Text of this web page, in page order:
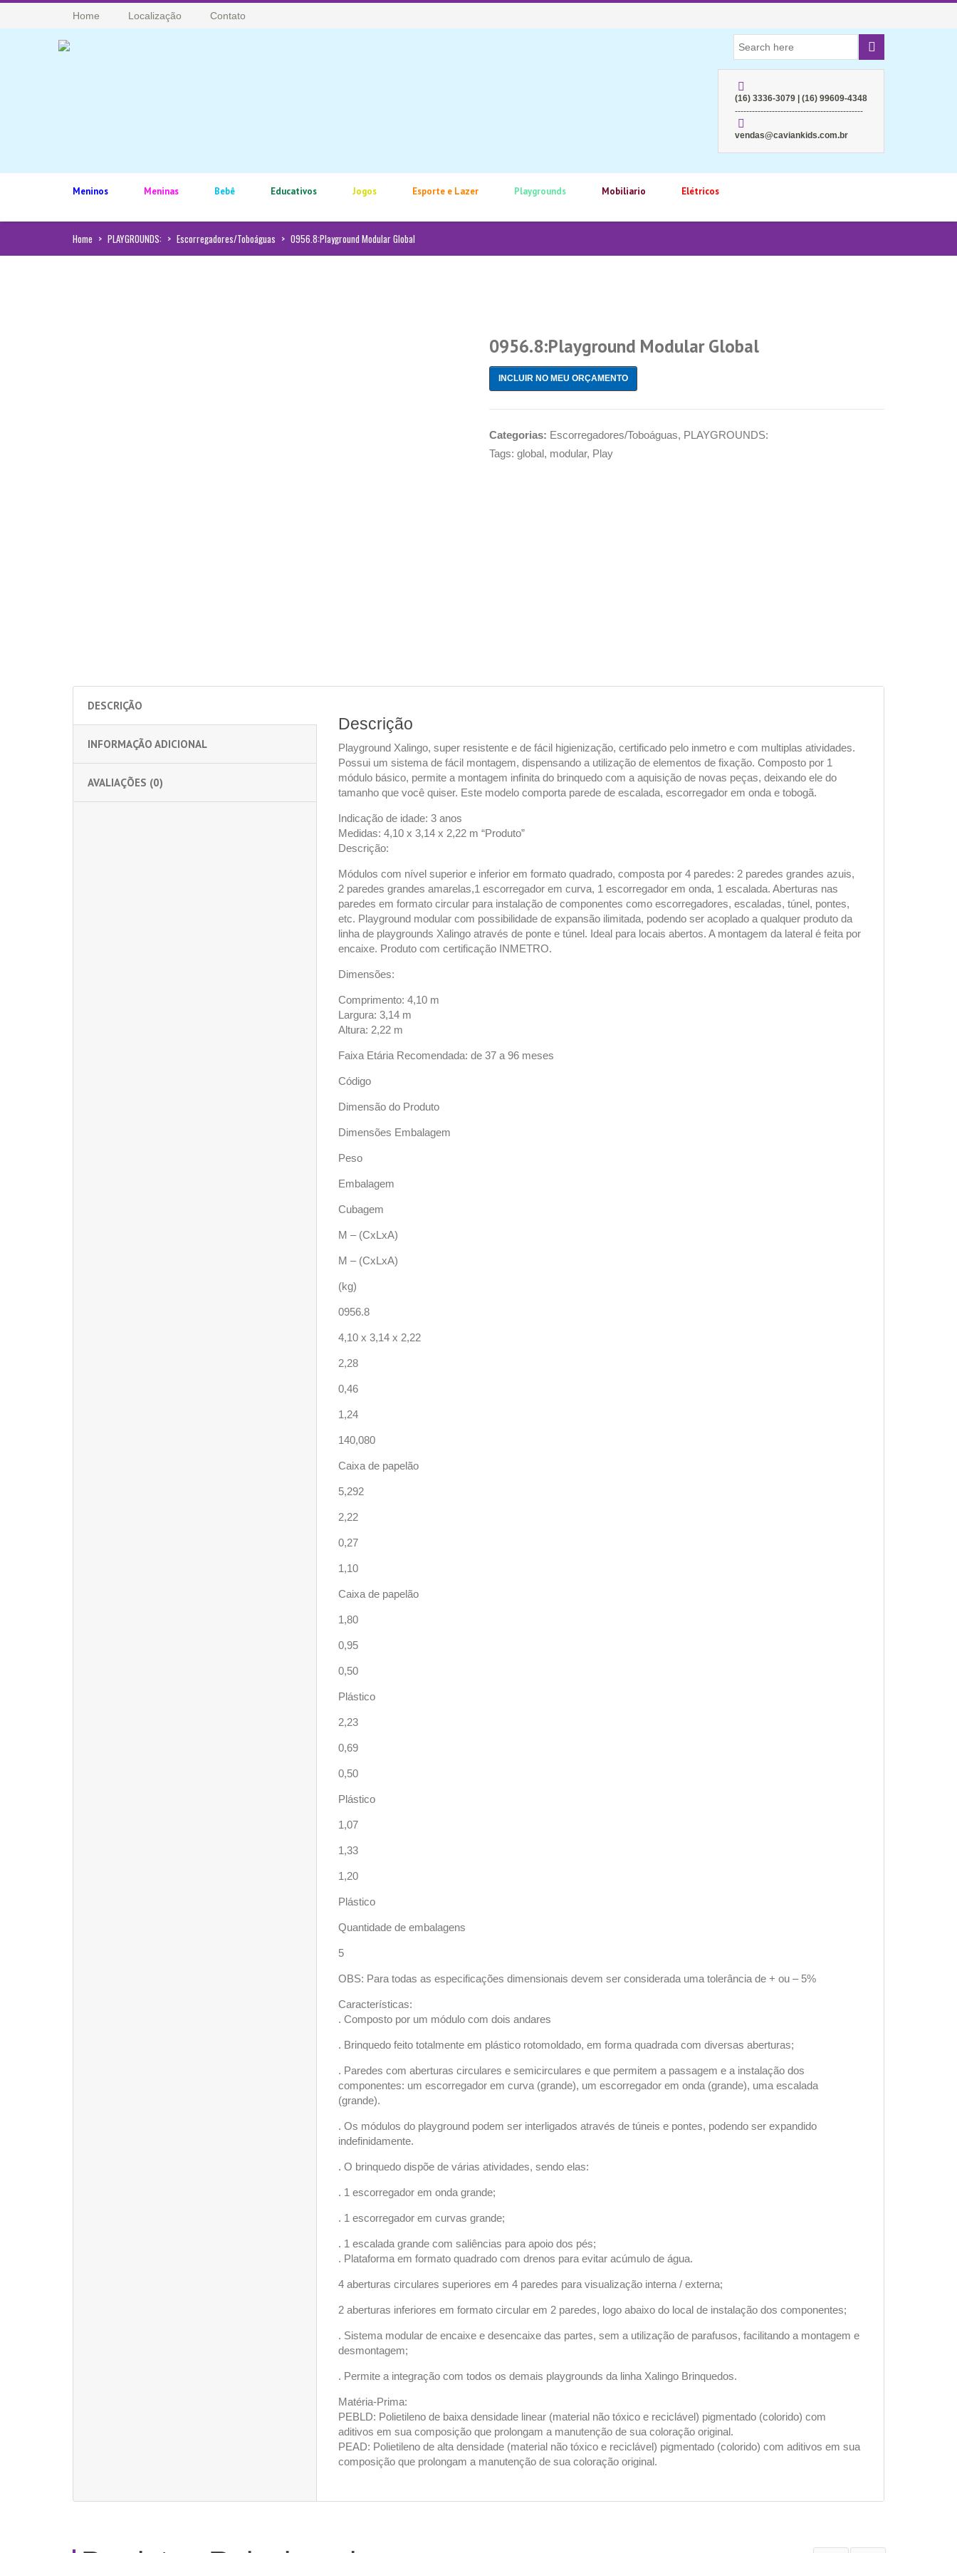
Home Localização Contato
(16) 3336-3079 | (16) 99609-4348
---------------------------------------------
vendas@caviankids.com.br
Meninos Meninas Bebê Educativos Jogos Esporte e Lazer Playgrounds Mobiliario Elétricos
Home > PLAYGROUNDS: > Escorregadores/Toboáguas > 0956.8:Playground Modular Global
0956.8:Playground Modular Global
INCLUIR NO MEU ORÇAMENTO
Categorias: Escorregadores/Toboáguas, PLAYGROUNDS:
Tags: global, modular, Play
DESCRIÇÃO
INFORMAÇÃO ADICIONAL
AVALIAÇÕES (0)
Descrição
Playground Xalingo, super resistente e de fácil higienização, certificado pelo inmetro e com multiplas atividades.
Possui um sistema de fácil montagem, dispensando a utilização de elementos de fixação. Composto por 1
módulo básico, permite a montagem infinita do brinquedo com a aquisição de novas peças, deixando ele do
tamanho que você quiser. Este modelo comporta parede de escalada, escorregador em onda e tobogã.
Indicação de idade: 3 anos
Medidas: 4,10 x 3,14 x 2,22 m “Produto”
Descrição:
Módulos com nível superior e inferior em formato quadrado, composta por 4 paredes: 2 paredes grandes azuis,
2 paredes grandes amarelas,1 escorregador em curva, 1 escorregador em onda, 1 escalada. Aberturas nas
paredes em formato circular para instalação de componentes como escorregadores, escaladas, túnel, pontes,
etc. Playground modular com possibilidade de expansão ilimitada, podendo ser acoplado a qualquer produto da
linha de playgrounds Xalingo através de ponte e túnel. Ideal para locais abertos. A montagem da lateral é feita por
encaixe. Produto com certificação INMETRO.
Dimensões:
Comprimento: 4,10 m
Largura: 3,14 m
Altura: 2,22 m
Faixa Etária Recomendada: de 37 a 96 meses
Código
Dimensão do Produto
Dimensões Embalagem
Peso
Embalagem
Cubagem
M – (CxLxA)
M – (CxLxA)
(kg)
0956.8
4,10 x 3,14 x 2,22
2,28
0,46
1,24
140,080
Caixa de papelão
5,292
2,22
0,27
1,10
Caixa de papelão
1,80
0,95
0,50
Plástico
2,23
0,69
0,50
Plástico
1,07
1,33
1,20
Plástico
Quantidade de embalagens
5
OBS: Para todas as especificações dimensionais devem ser considerada uma tolerância de + ou – 5%
Características:
. Composto por um módulo com dois andares
. Brinquedo feito totalmente em plástico rotomoldado, em forma quadrada com diversas aberturas;
. Paredes com aberturas circulares e semicirculares e que permitem a passagem e a instalação dos
componentes: um escorregador em curva (grande), um escorregador em onda (grande), uma escalada
(grande).
. Os módulos do playground podem ser interligados através de túneis e pontes, podendo ser expandido
indefinidamente.
. O brinquedo dispõe de várias atividades, sendo elas:
. 1 escorregador em onda grande;
. 1 escorregador em curvas grande;
. 1 escalada grande com saliências para apoio dos pés;
. Plataforma em formato quadrado com drenos para evitar acúmulo de água.
4 aberturas circulares superiores em 4 paredes para visualização interna / externa;
2 aberturas inferiores em formato circular em 2 paredes, logo abaixo do local de instalação dos componentes;
. Sistema modular de encaixe e desencaixe das partes, sem a utilização de parafusos, facilitando a montagem e
desmontagem;
. Permite a integração com todos os demais playgrounds da linha Xalingo Brinquedos.
Matéria-Prima:
PEBLD: Polietileno de baixa densidade linear (material não tóxico e reciclável) pigmentado (colorido) com
aditivos em sua composição que prolongam a manutenção de sua coloração original.
PEAD: Polietileno de alta densidade (material não tóxico e reciclável) pigmentado (colorido) com aditivos em sua
composição que prolongam a manutenção de sua coloração original.